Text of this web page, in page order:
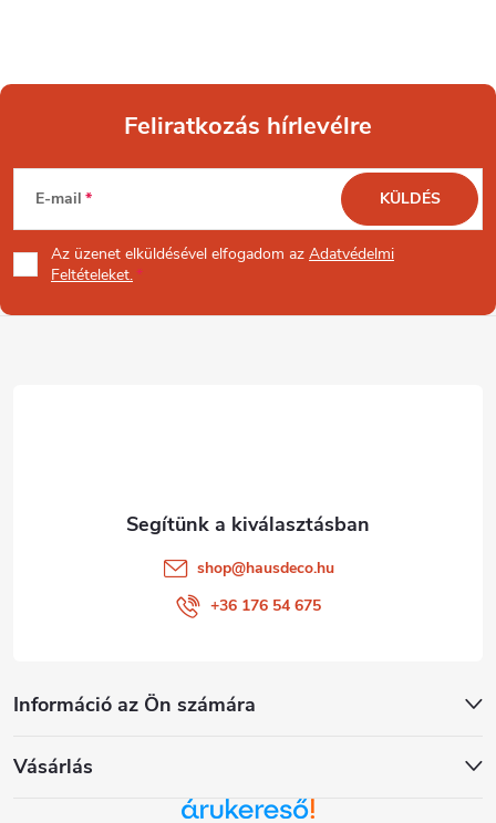
L
á
b
Feliratkozás hírlevélre
E-mail
Az üzenet elküldésével elfogadom az Adatvédelmi
Feltételeket.
KÜLDÉS
Információ az Ön számára
Vásárlás
shop@hausdeco.hu
+36 176 54 675